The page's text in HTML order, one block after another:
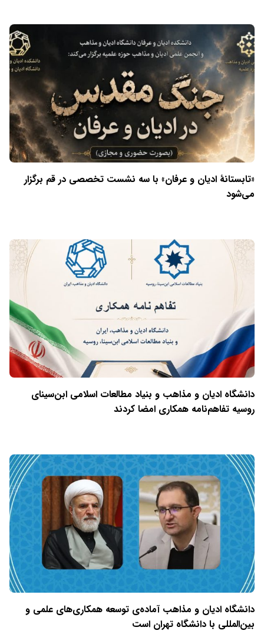
«تابستانهٔ ادیان و عرفان» با سه نشست تخصصی در قم برگزار
می‌شود
دانشگاه ادیان و مذاهب و بنیاد مطالعات اسلامی ابن‌سینای
روسیه تفاهم‌نامه همکاری امضا کردند
دانشگاه ادیان و مذاهب آماده‌ی توسعه همکاری‌های علمی و
بین‌المللی با دانشگاه تهران است